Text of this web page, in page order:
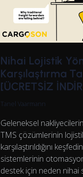
Nihai Lojistik
Karşılaştırma
[ÜCRETSİZ
Tanel Vaarmann
Geleneksel
TMS çözümlerinin
karşılaştırıldığını
sistemlerinin
destek için neden nihai